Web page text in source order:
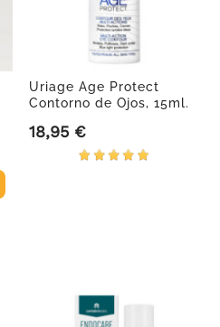
Uriage Age Protect
Contorno de Ojos, 15ml.
Precio
18,95 €